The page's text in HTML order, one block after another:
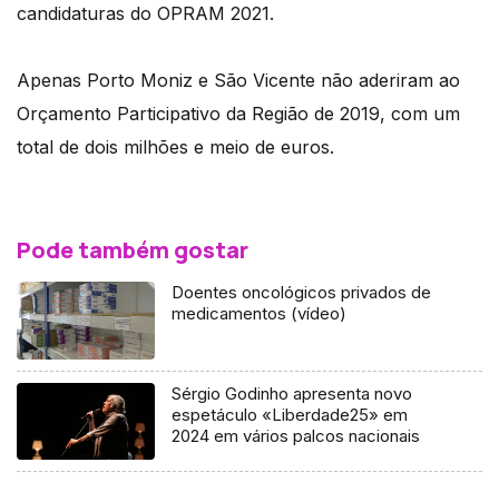
candidaturas do OPRAM 2021.
Apenas Porto Moniz e São Vicente não aderiram ao
Orçamento Participativo da Região de 2019, com um
total de dois milhões e meio de euros.
Pode também gostar
Doentes oncológicos privados de
medicamentos (vídeo)
Sérgio Godinho apresenta novo
espetáculo «Liberdade25» em
2024 em vários palcos nacionais